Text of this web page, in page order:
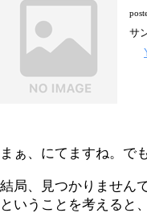
サ
まぁ、にてますね。で
結局、見つかりません
ということを考えると